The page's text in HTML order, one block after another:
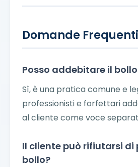
Domande Frequenti
Posso addebitare il
Sì, è una pratica comune e
professionisti e forfettari
al cliente come voce
Il cliente può rifiutarsi di
bollo?